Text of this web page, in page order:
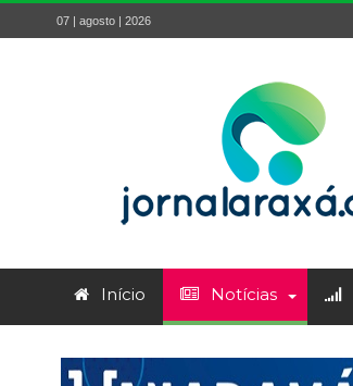
07 | agosto | 2026
Início Notícias